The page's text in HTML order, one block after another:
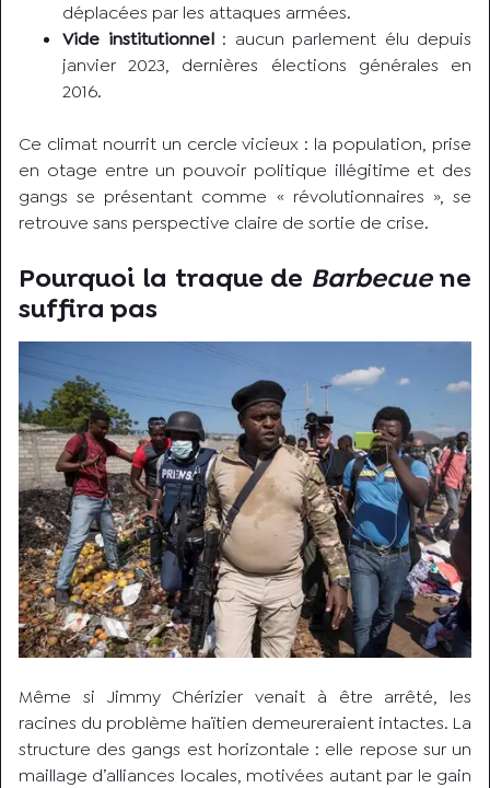
déplacées par les attaques armées.
Vide institutionnel: aucun parlement élu depuis
janvier 2023, dernières élections générales en
2016.
Ce climat nourrit un cercle vicieux : la population, prise
en otage entre un pouvoir politique illégitime et des
gangs se présentant comme « révolutionnaires », se
retrouve sans perspective claire de sortie de crise.
Pourquoi la traque de Barbecuene
suffira pas
Même si Jimmy Chérizier venait à être arrêté, les
racines du problème haïtien demeureraient intactes. La
structure des gangs est horizontale : elle repose sur un
maillage d’alliances locales, motivées autant par le gain